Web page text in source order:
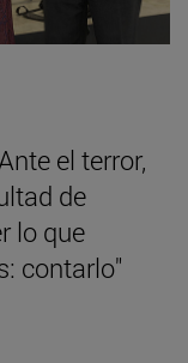
el terror,
de
lo que
contarlo"